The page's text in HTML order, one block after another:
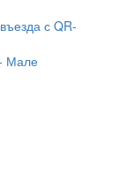
с QR-
Мале